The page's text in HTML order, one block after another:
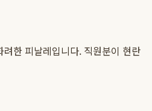
한 피날레입니다. 직원분이 현란